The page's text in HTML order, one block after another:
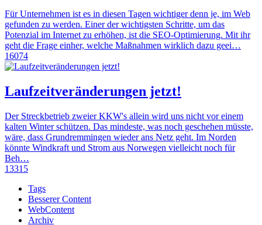
Für Unternehmen ist es in diesen Tagen wichtiger denn je, im Web
gefunden zu werden. Einer der wichtigsten Schritte, um das
Potenzial im Internet zu erhöhen, ist die SEO-Optimierung. Mit ihr
geht die Frage einher, welche Maßnahmen wirklich dazu geei…
16074
Laufzeitveränderungen jetzt!
Der Streckbetrieb zweier KKW's allein wird uns nicht vor einem
kalten Winter schützen. Das mindeste, was noch geschehen müsste,
wäre, dass Grundremmingen wieder ans Netz geht. Im Norden
könnte Windkraft und Strom aus Norwegen vielleicht noch für
Beh…
13315
Tags
Besserer Content
WebContent
Archiv